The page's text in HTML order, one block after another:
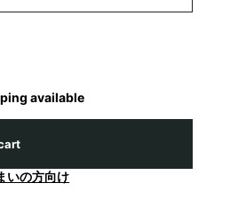
available
いの方向け